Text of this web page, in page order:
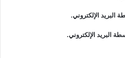
البريد الإلكتروني.
البريد الإلكتروني.